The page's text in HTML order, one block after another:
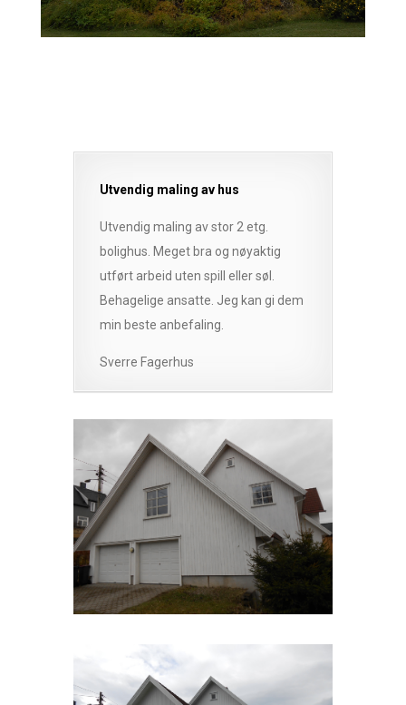
Utvendig maling av hus
Utvendig maling av stor 2 etg.
bolighus. Meget bra og nøyaktig
utført arbeid uten spill eller søl.
Behagelige ansatte. Jeg kan gi dem
min beste anbefaling.
Sverre Fagerhus